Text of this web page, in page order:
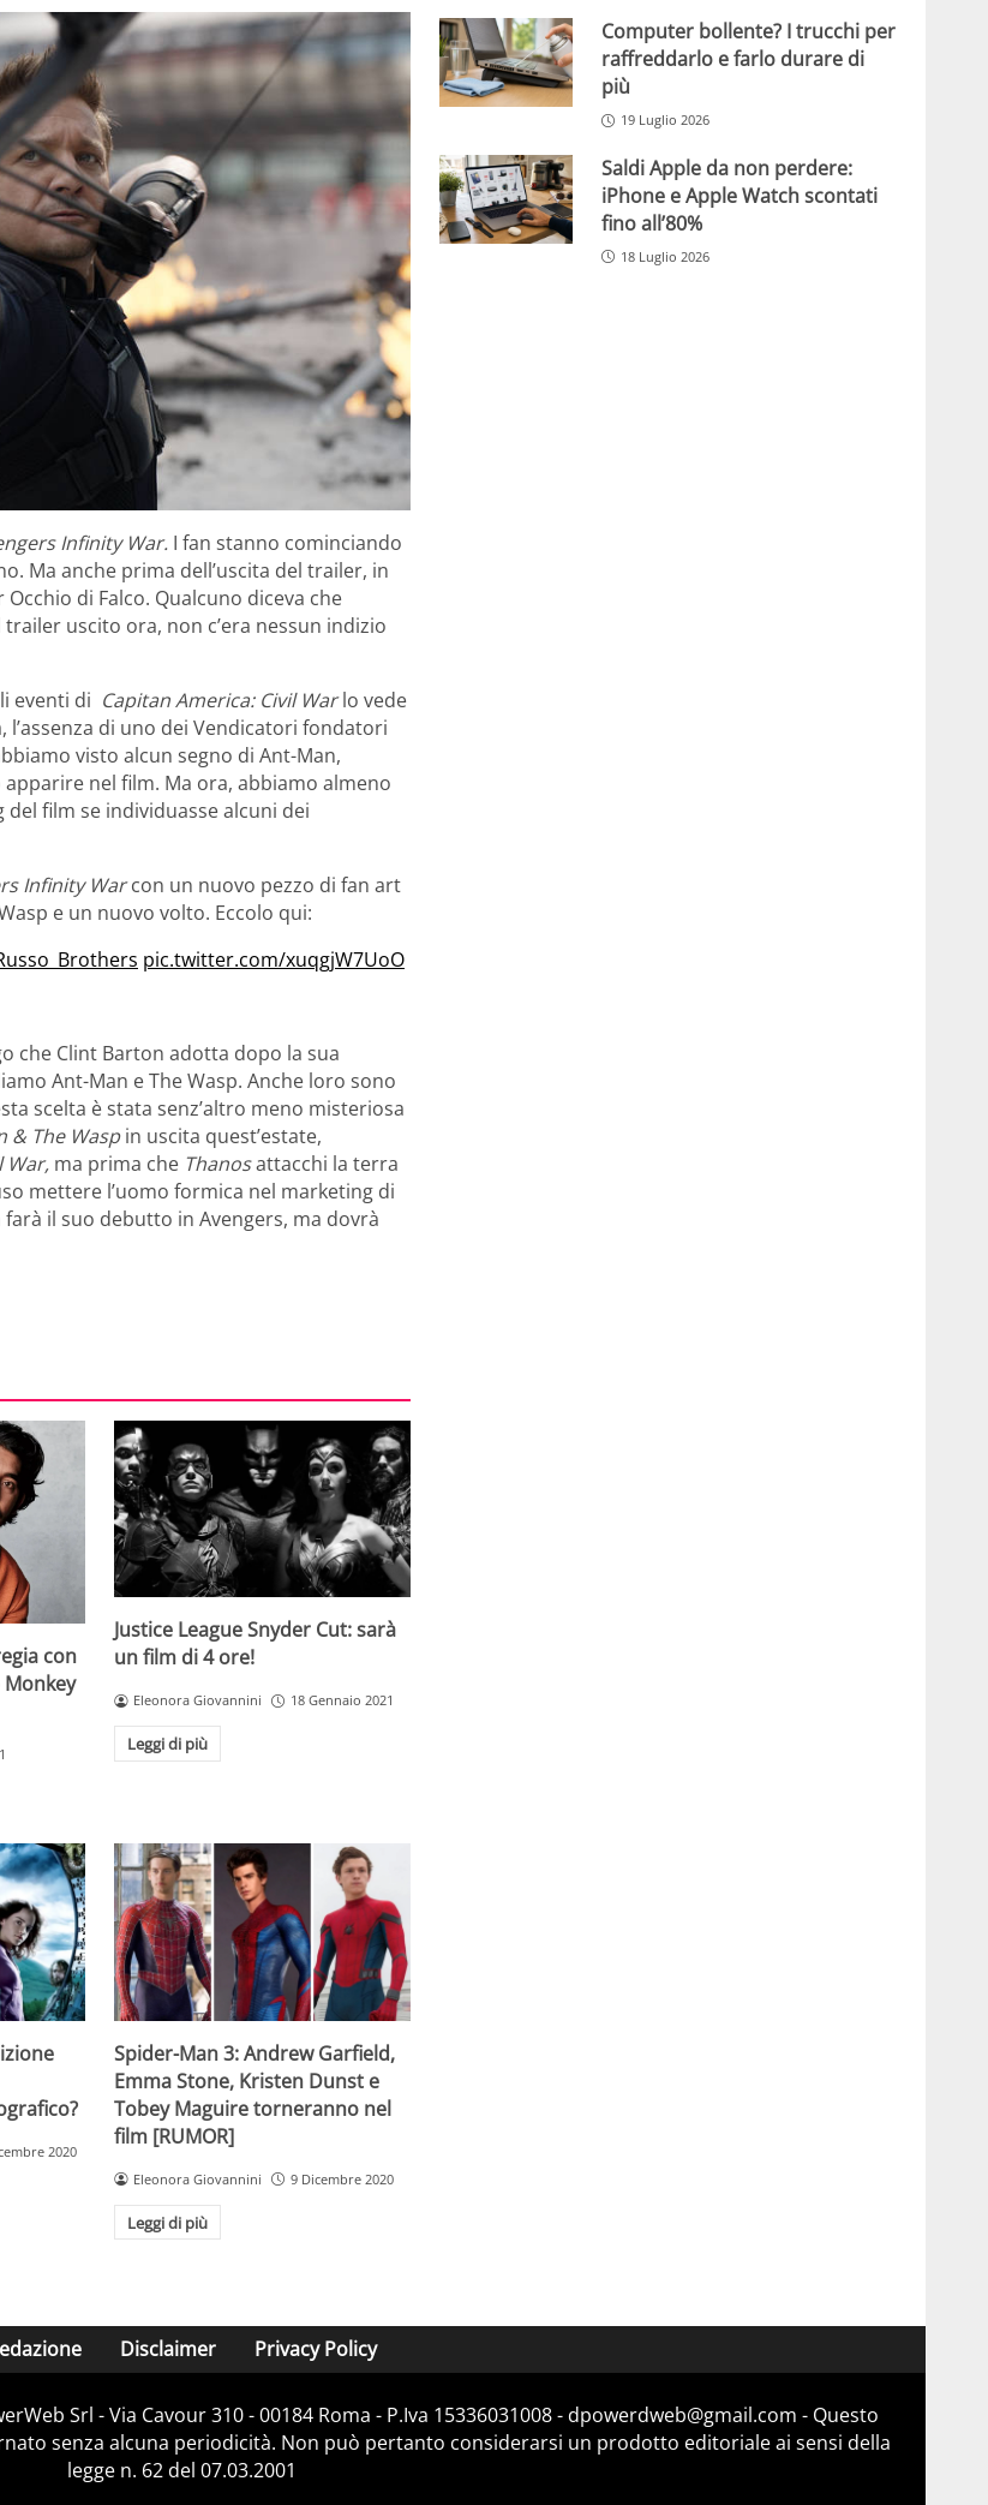
Infinity War. I fan stanno cominciando
Ma anche prima dell’uscita del trailer, in
di Falco. Qualcuno diceva che
uscito ora, non c’era nessun indizio
eventi di Capitan America: Civil Warlo vede
di uno dei Vendicatori fondatori
visto alcun segno di Ant-Man,
nel film. Ma ora, abbiamo almeno
film se individuasse alcuni dei
Infinity Warcon un nuovo pezzo di fan art
e un nuovo volto. Eccolo qui:
pic.twitter.com/xuqgjW7UoO
che Clint Barton adotta dopo la sua
Ant-Man e The Wasp. Anche loro sono
scelta è stata senz’altro meno misteriosa
& The Waspin uscita quest’estate,
War, ma prima che Thanosattacchi la terra
mettere l’uomo formica nel marketing di
il suo debutto in Avengers, ma dovrà
con
Justice League Snyder Cut: sarà
un film di 4 ore!
Eleonora Giovannini 18 Gennaio 2021
Leggi di più
2020
Spider-Man 3: Andrew Garfield,
Emma Stone, Kristen Dunst e
Tobey Maguire torneranno nel
film [RUMOR]
Eleonora Giovannini 9 Dicembre 2020
Leggi di più
Computer bollente? I trucchi per
raffreddarlo e farlo durare di
più
19 Luglio 2026
Saldi Apple da non perdere:
iPhone e Apple Watch scontati
fino all’80%
18 Luglio 2026
Disclaimer Privacy Policy
Srl - Via Cavour 310 - 00184 Roma - P.Iva 15336031008 - dpowerdweb@gmail.com - Questo
senza alcuna periodicità. Non può pertanto considerarsi un prodotto editoriale ai sensi della
legge n. 62 del 07.03.2001